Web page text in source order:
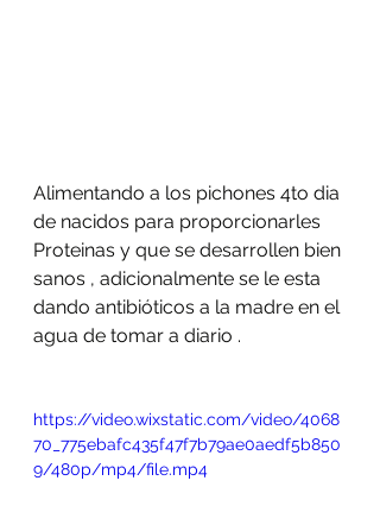
Alimentando a los pichones 4to dia
de nacidos para proporcionarles
Proteinas y que se desarrollen bien
sanos , adicionalmente se le esta
dando antibióticos a la madre en el
agua de tomar a diario .
https://video.wixstatic.com/video/4068
70_775ebafc435f47f7b79ae0aedf5b850
9/480p/mp4/file.mp4